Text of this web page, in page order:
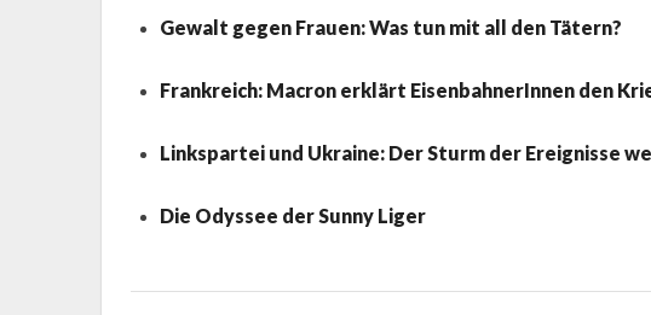
Gewalt gegen Frauen: Was tun mit all den Tätern?
Frankreich: Macron erklärt EisenbahnerInnen den
Linkspartei und Ukraine: Der Sturm der Ereignisse
Die Odyssee der Sunny Liger